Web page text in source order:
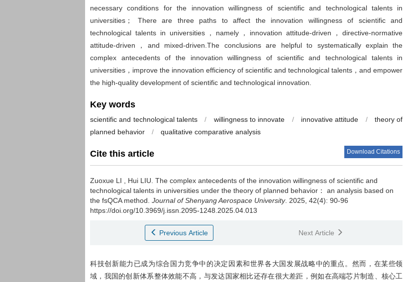
necessary conditions for the innovation willingness of scientific and technological talents in
universities； There are three paths to affect the innovation willingness of scientific and
technological talents in universities，namely，innovation attitude-driven，directive-normative
attitude-driven，and mixed-driven.The conclusions are helpful to systematically explain the
complex antecedents of the innovation willingness of scientific and technological talents in
universities，improve the innovation efficiency of scientific and technological talents，and empower
the high-quality development of scientific and technological innovation.
Key words
scientific and technological talents / willingness to innovate / innovative attitude /
theory of
planned behavior
/ qualitative comparative analysis
Cite this article Download Citations
Zuoxue LI Hui LIU The complex antecedents of the innovation willingness of scientific and
technological talents in universities under the theory of planned behavior： an analysis based on
the fsQCA method. Journal of Shenyang Aerospace University. 2025, 42(4): 90-96
https://doi.org/10.3969/j.issn.2095-1248.2025.04.013
Previous Article Next Article
科技创新能力已成为综合国力竞争中的决定因素和世界各大国发展战略中的重点。然而，在某些领
域，我国的创新体系整体效能不高，与发达国家相比还存在很大差距，例如在高端芯片制造、核心工